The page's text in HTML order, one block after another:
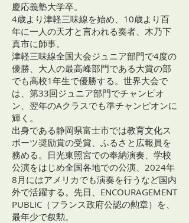
慶応義塾大学卒。
4歳より津軽三味線を始め、10歳より百
年に一人の天才と言われる奏者、木乃下
真市に師事。
津軽三味線全国大会ジュニア部門で4度の
優勝、大人の最高峰部門である大賞の部
でも高校1年生で優勝する。世界大会で
は、第33回ジュニア部門でチャンピオ
ン、翌年のAクラスでも準チャンピオンに
輝く。
出身である静岡県富士市では教育文化ス
ポーツ奨励賞の受賞、ふるさと広報員を
務める。日光東照宮での奉納演奏、学校
公演をはじめ全国各地での公演、2024年
8月にはアメリカでも演奏を行うなど国内
外で活躍する。先日、ENCOURAGEMENT
PUBLIC（フランス政府公認の勲章）を、
最年少で叙勲。